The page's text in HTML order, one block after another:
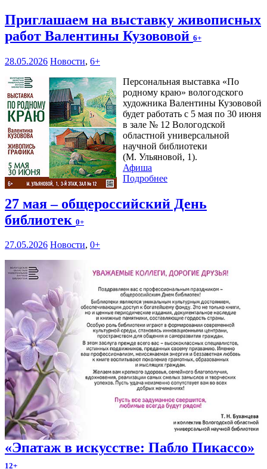
Приглашаем на выставку живописных
работ Валентины Кузововой 6+
28.05.2026 Новости, 6+
Персональная выставка «По
родному краю» вологодского
художника Валентины Кузововой
будет работать с 5 мая по 30 июня
в зале № 12 Вологодской
областной универсальной
научной библиотеки
(М. Ульяновой, 1).
Афиша
Подробнее
27 мая – общероссийский День
библиотек 0+
27.05.2026 Новости, 0+
«Эпатаж в искусстве: Пабло Пикассо»
12+